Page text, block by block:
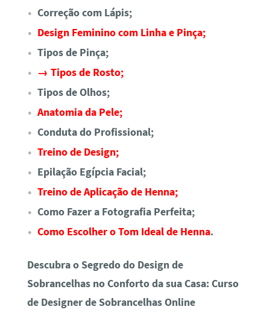
Correção com Lápis;
Design Feminino com Linha e Pinça;
Tipos de Pinça;
→ Tipos de Rosto;
Tipos de Olhos;
Anatomia da Pele;
Conduta do Profissional;
Treino de Design;
Epilação Egípcia Facial;
Treino de Aplicação de Henna;
Como Fazer a Fotografia Perfeita;
Como Escolher o Tom Ideal de Henna.
Descubra o Segredo do Design de
Sobrancelhas no Conforto da sua Casa: Curso
de Designer de Sobrancelhas Online